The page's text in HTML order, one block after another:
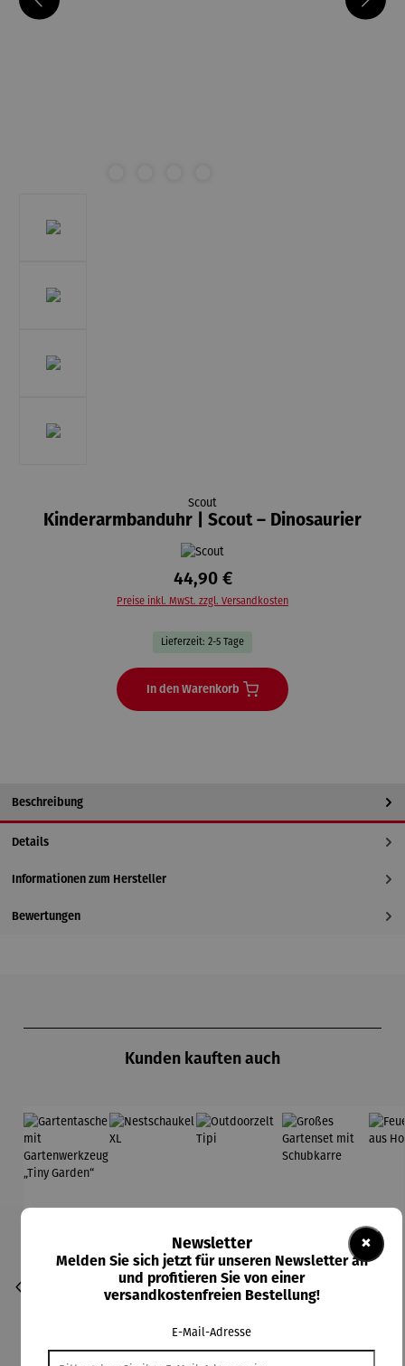
Scout
Kinderarmbanduhr | Scout – Dinosaurier
44,90 €
Preise inkl. MwSt. zzgl. Versandkosten
Lieferzeit: 2-5 Tage
In den Warenkorb
Beschreibung
Details
Informationen zum Hersteller
Bewertungen
Kunden kauften auch
×
Newsletter
Melden Sie sich jetzt für unseren Newsletter an
und profitieren Sie von einer
versandkostenfreien Bestellung!
E-Mail-Adresse